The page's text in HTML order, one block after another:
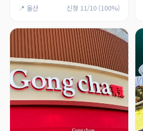
📍 울산 신청 11/10 (100%)